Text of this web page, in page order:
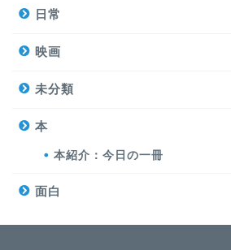
日常
映画
未分類
本
本紹介：今日の一冊
面白